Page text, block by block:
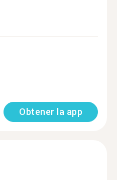
Obtener la app